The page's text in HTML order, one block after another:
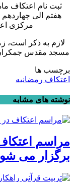
ثبت نام اعتکاف
مرکزی
مسجد مقدس
برچسب ها
اعتکاف رمضانیه
نوشته های مشابه
برگزار می